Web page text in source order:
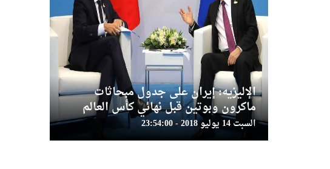
الإليزيه: إيران على جدول مبحاثات
ماكرون وبوتين قبل نهائي كأس العالم
السبت 14 يوليو 2018 - 23:54:00